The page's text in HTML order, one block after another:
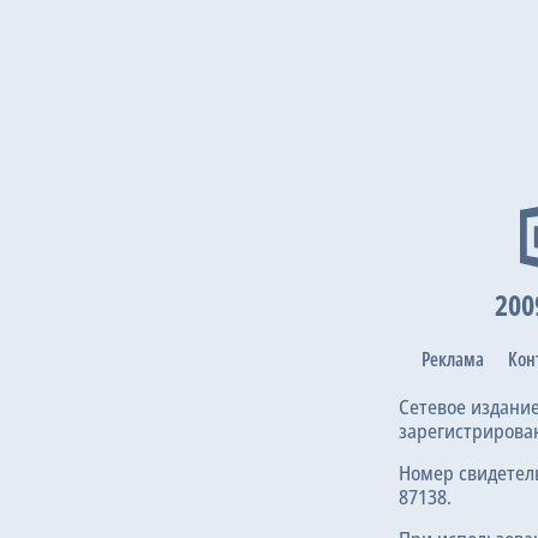
Реклама
Сетевое
Номер
87138.